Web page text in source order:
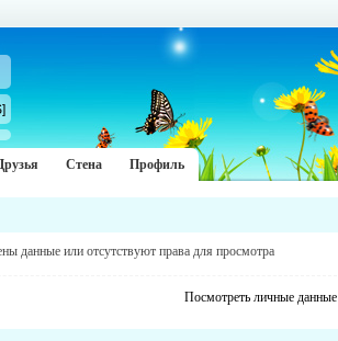
Стена Профиль
данные или отсутствуют права для просмотра
Посмотреть личные данные